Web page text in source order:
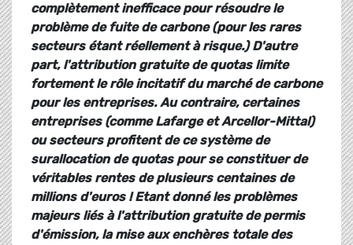
complètement inefficace pour résoudre le
problème de fuite de carbone (pour les rares
secteurs étant réellement à risque.) D'autre
part, l'attribution gratuite de quotas limite
fortement le rôle incitatif du marché de carbone
pour les entreprises. Au contraire, certaines
entreprises (comme Lafarge et Arcellor-Mittal)
ou secteurs profitent de ce système de
surallocation de quotas pour se constituer de
véritables rentes de plusieurs centaines de
millions d'euros ! Etant donné les problèmes
majeurs liés à l'attribution gratuite de permis
d'émission, la mise aux enchères totale des